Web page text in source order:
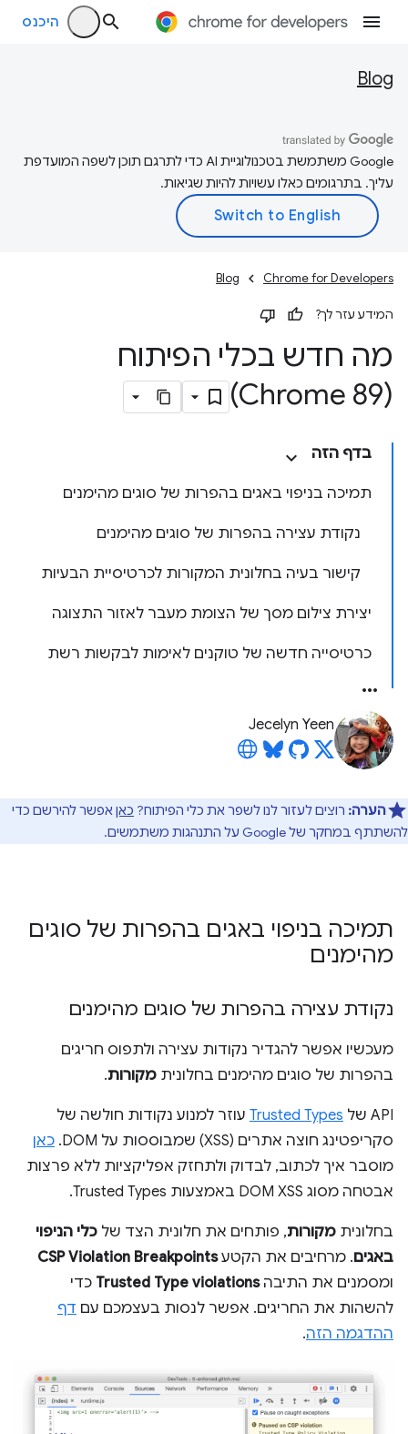
היכנס
Blog
‫Google משתמשת בטכנולוגיית AI כדי לתרגם תוכן לשפה המועדפת
עליך. בתרגומים כאלו עשויות להיות שגיאות.
Chrome for Developers
Blog
המידע עזר לך?
מה חדש בכלי הפיתוח
(Chrome 89)
בדף הזה
תמיכה בניפוי באגים בהפרות של סוגים מהימנים
נקודת עצירה בהפרות של סוגים מהימנים
קישור בעיה בחלונית המקורות לכרטיסיית הבעיות
יצירת צילום מסך של הצומת מעבר לאזור התצוגה
כרטיסייה חדשה של טוקנים לאימות לבקשות רשת
Jecelyn Yeen
הערה: רוצים לעזור לנו לשפר את כלי הפיתוח? כאןאפשר להירשם כדי
להשתתף במחקר של Google על התנהגות משתמשים.
תמיכה בניפוי באגים בהפרות של סוגים
מהימנים
נקודת עצירה בהפרות של סוגים מהימנים
מעכשיו אפשר להגדיר נקודות עצירה ולתפוס חריגים
בהפרות של סוגים מהימנים בחלונית מקורות.
‫API של Trusted Types עוזר למנוע נקודות חולשה של
סקריפטינג חוצה אתרים (XSS) שמבוססות על DOM.
כאן
מוסבר איך לכתוב, לבדוק ולתחזק אפליקציות ללא פרצות
אבטחה מסוג DOM XSS באמצעות Trusted Types.
בחלונית מקורות, פותחים את חלונית הצד של כלי הניפוי
באגים. מרחיבים את הקטעCSP Violation Breakpoints
ומסמנים את התיבהTrusted Type violations כדי
להשהות את החריגים. אפשר לנסות בעצמכם עם דף
ההדגמה הזה.